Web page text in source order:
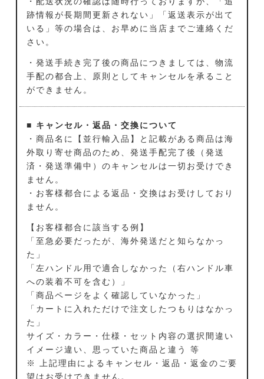
跡情報が長期間更新されない」「返送表示が出て
いる」等の場合は、お早めに当店までご連絡くだ
さい。
・発送手続き完了後の商品につきましては、物流
手配の都合上、原則としてキャンセルを承ること
ができません。
■ キャンセル・返品・交換について
・商品名に【並行輸入品】と記載がある商品は海
外取り寄せ商品のため、発送手配完了後（発送
済・発送準備中）のキャンセルは一切お受けでき
ません。
・お客様都合による返品・交換はお受けしており
ません。
【お客様都合に該当する例】
「至急必要だったが、海外発送だと知らなかっ
た」
「左ハンドル用で適合しなかった（右ハンドル車
への装着不可を含む）」
「商品ページをよく確認していなかった」
「カートに入れただけで注文したつもりはなかっ
た」
サイズ・カラー・仕様・セット内容の選択間違い
イメージ違い、思っていた商品と違う 等
※ 上記理由によるキャンセル・返品・返金のご要
望はお受けできません。